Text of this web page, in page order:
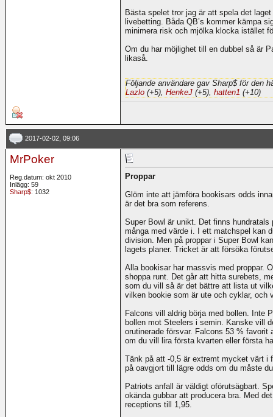
Bästa spelet tror jag är att spela det
livebetting. Båda QB’s kommer kämpa
minimera risk och mjölka klocka istället
Om du har möjlighet till en dubbel så är
likaså.
Följande användare gav Sharp$ för den
Lazlo (+5), HenkeJ (+5), hatten1 (+10)
2017-02-02, 09:06
MrPoker
Reg.datum: okt 2010
Inlägg: 59
Sharp$: 1032
Proppar
Glöm inte att jämföra bookisars odds
är det bra som referens.
Super Bowl är unikt. Det finns
många med värde i. I ett matchspel kan
division. Men på proppar i Super Bowl
lagets planer. Tricket är att försöka
Alla bookisar har massvis med proppar.
shoppa runt. Det går att hitta surebets,
som du vill så är det bättre att lista ut
vilken bookie som är ute och cyklar, och
Falcons vill aldrig börja med bollen. Inte
bollen mot Steelers i semin. Kanske vill
orutinerade försvar. Falcons 53 %
om du vill lira första kvarten eller första
Tänk på att -0,5 är extremt mycket värt i
på oavgjort till lägre odds om du måste
Patriots anfall är väldigt oförutsägbart.
okända gubbar att producera bra. Med
receptions till 1,95.